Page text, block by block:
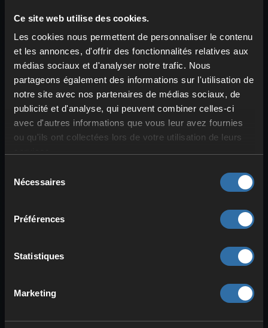
Ce site web utilise des cookies.
Les cookies nous permettent de personnaliser le contenu
et les annonces, d'offrir des fonctionnalités relatives aux
médias sociaux et d'analyser notre trafic. Nous
partageons également des informations sur l'utilisation de
notre site avec nos partenaires de médias sociaux, de
publicité et d'analyse, qui peuvent combiner celles-ci
avec d'autres informations que vous leur avez fournies
ou qu'ils ont collectées lors de votre utilisation de leurs
Nécessaires
Préférences
Statistiques
Marketing
différentes.
Guide pour une ferme
automatique de lumières de
grenouille
sont une source de lumière si fantastique,
en collecter plusieurs. Pour cela, la